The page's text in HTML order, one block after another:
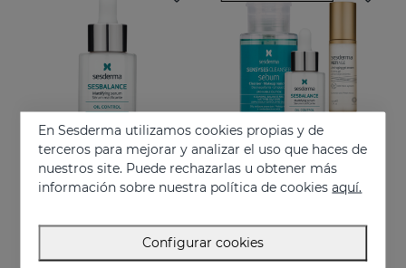
Añadir
SESBALANCE Sérum
Matificante rápida absorción
Añadir
PACK Antiedad Piel Grasa
En Sesderma utilizamos cookies propias y de
terceros para mejorar y analizar el uso que haces de
nuestros site. Puede rechazarlas u obtener más
información sobre nuestra política de cookiesaquí.
Configurar cookies